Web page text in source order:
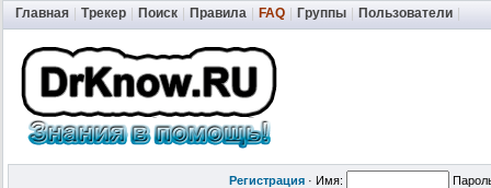
Главная Трекер Поиск Правила FAQ Группы Пользователи
Регистрация · Имя: